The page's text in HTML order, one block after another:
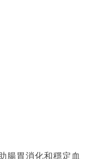
腸胃消化和穩定血